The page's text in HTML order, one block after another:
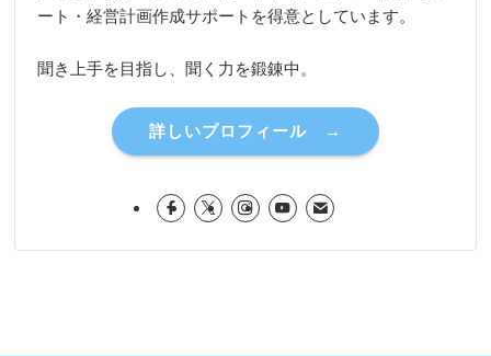
ート・経営計画作成サポートを得意としています。
聞き上手を目指し、聞く力を鍛錬中。
詳しいプロフィール →